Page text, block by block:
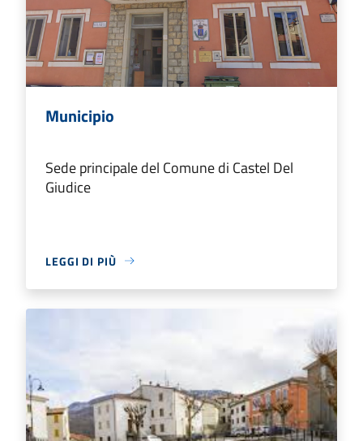
Municipio
Sede principale del Comune di Castel Del
Giudice
LEGGI DI PIÙ